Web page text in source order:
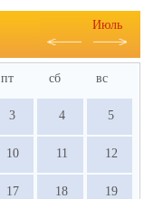
Июль
пт сб вс
3 4 5
10 11 12
17 18 19